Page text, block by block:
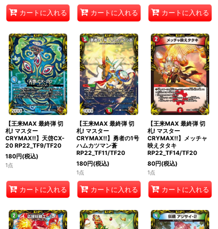
カートに入れる カートに入れる カートに入れる
【王来MAX 最終弾 切
札! マスター
CRYMAX!!】天啓CX-
20 RP22_TF9/TF20
180円(税込)
1点
カートに入れる
【王来MAX 最終弾 切
札! マスター
CRYMAX!!】勇者の1号
ハムカツマン蒼
RP22_TF11/TF20
180円(税込)
1点
カートに入れる
【王来MAX 最終弾 切
札! マスター
CRYMAX!!】メッチャ
映えタタキ
RP22_TF14/TF20
80円(税込)
1点
カートに入れる